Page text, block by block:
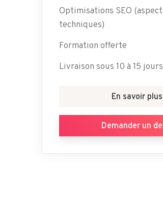
Optimisations SEO
techniques)
Formation offerte
Livraison sous 10 à 15 jours
En savoir plus
Demander un